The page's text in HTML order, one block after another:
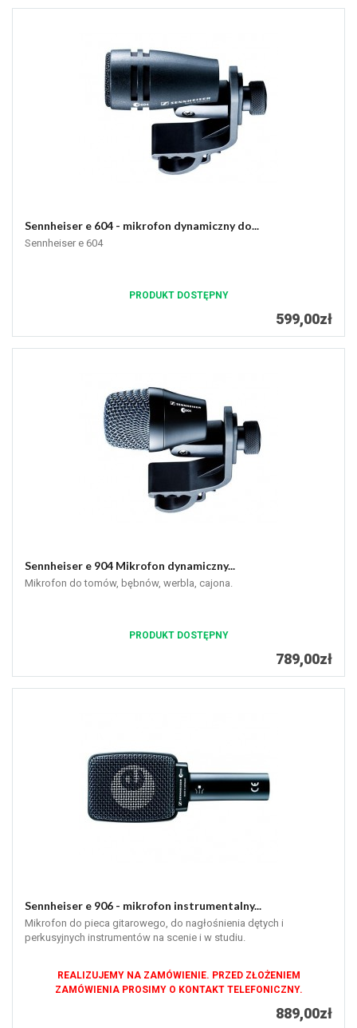
Sennheiser e 604 - mikrofon dynamiczny do...
Sennheiser e 604
PRODUKT DOSTĘPNY
599,00zł
Sennheiser e 904 Mikrofon dynamiczny...
Mikrofon do tomów, bębnów, werbla, cajona.
PRODUKT DOSTĘPNY
789,00zł
Sennheiser e 906 - mikrofon instrumentalny...
Mikrofon do pieca gitarowego, do nagłośnienia dętych i
perkusyjnych instrumentów na scenie i w studiu.
REALIZUJEMY NA ZAMÓWIENIE. PRZED ZŁOŻENIEM
ZAMÓWIENIA PROSIMY O KONTAKT TELEFONICZNY.
889,00zł